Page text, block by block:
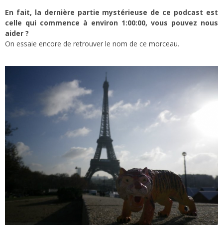
En fait, la dernière partie mystérieuse de ce podcast est
celle qui commence à environ 1:00:00, vous pouvez nous
aider ?
On essaie encore de retrouver le nom de ce morceau.